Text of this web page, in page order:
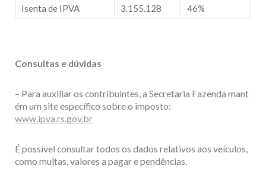
Isenta de IPVA
3.155.128 46%
Consultas e dúvidas
– Para auxiliar os contribuintes, a Secretaria Fazenda mant
ém um site específico sobre o imposto:
www.ipva.rs.gov.br
É possível consultar todos os dados relativos aos veículos,
como multas, valores a pagar e pendências.